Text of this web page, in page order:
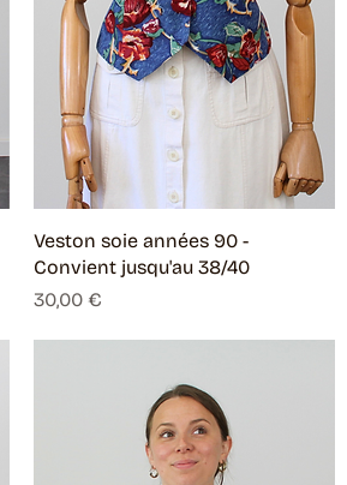
Veston soie années 90 -
Convient jusqu'au 38/40
Prix
30,00 €